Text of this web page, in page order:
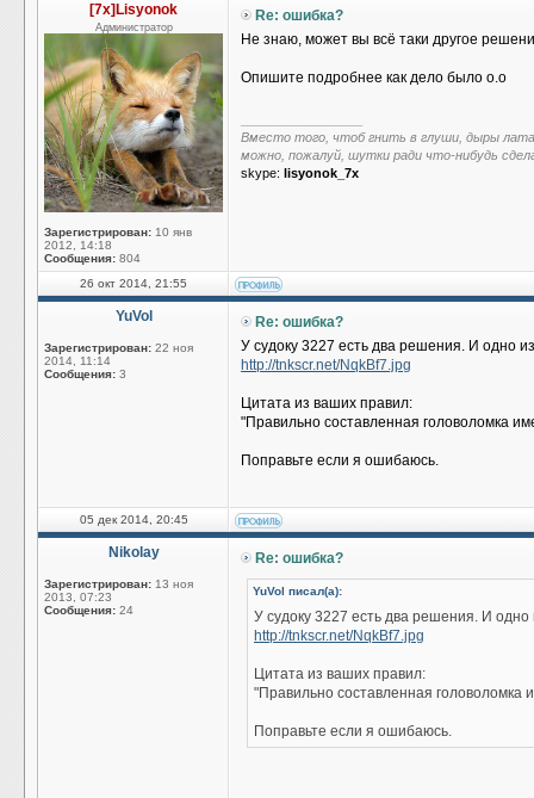
[7x]Lisyonok
Администратор
Зарегистрирован: 10 янв
2012, 14:18
Сообщения: 804
Re: ошибка?
Не знаю, может вы всё таки другое
Опишите подробнее как дело было о.о
Вместо того, чтоб гнить в глуши, дыры
можно, пожалуй, шутки ради что-нибудь
skype: lisyonok_7x
26 окт 2014, 21:55
YuVol
Зарегистрирован: 22 ноя
2014, 11:14
Сообщения: 3
Re: ошибка?
У судоку 3227 есть два решения. И одно
http://tnkscr.net/NqkBf7.jpg
Цитата из ваших правил:
"Правильно составленная головоломка
Поправьте если я ошибаюсь.
05 дек 2014, 20:45
Nikolay
Зарегистрирован: 13 ноя
2013, 07:23
Сообщения: 24
Re: ошибка?
YuVol писал(а):
У судоку 3227 есть два решения. И
http://tnkscr.net/NqkBf7.jpg
Цитата из ваших правил:
"Правильно составленная головоломка
Поправьте если я ошибаюсь.